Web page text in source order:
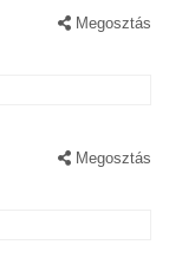
Megosztás
Megosztás